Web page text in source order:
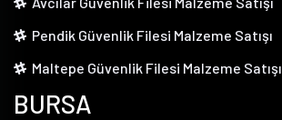
Pendik Güvenlik Filesi Malzeme Satışı
Maltepe Güvenlik Filesi Malzeme Satışı
BURSA